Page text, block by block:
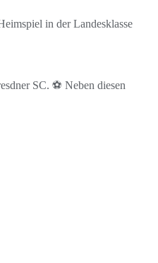
in der Landesklasse
SC. ⚽ Neben diesen